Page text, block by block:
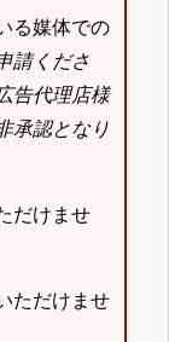
る媒体での
請くださ
告代理店様
承認となり
だけませ
ただけませ